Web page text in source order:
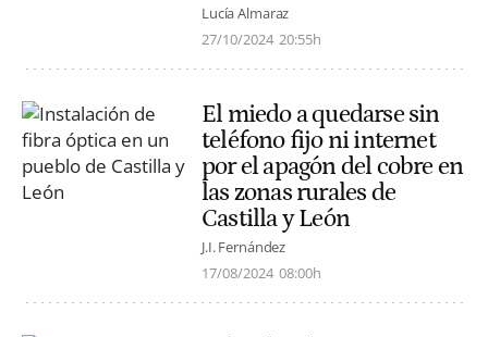
Lucía Almaraz
27/10/2024 20:55h
El miedo a quedarse sin
teléfono fijo ni internet
por el apagón del cobre en
las zonas rurales de
Castilla y León
J.I. Fernández
17/08/2024 08:00h